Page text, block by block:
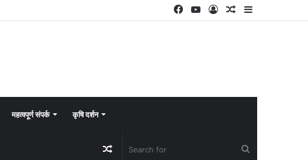
Sidebar
Random
Log
YouTube
Facebook
महत्वपूर्ण संपर्क कृषि दर्शन
Random